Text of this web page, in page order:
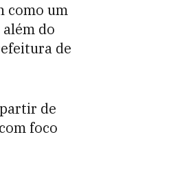
como um
do
de
de
foco